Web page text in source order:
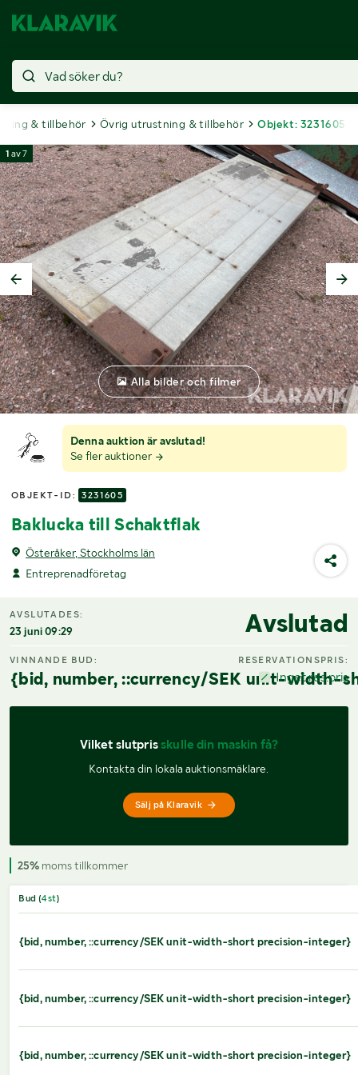
& tillbehör Övrig utrustning & tillbehör Objekt: 3231605
Denna auktion är avslutad!
Se fler auktioner
OBJEKT-ID: 3231605
Baklucka till Schaktflak
Österåker, Stockholms län
Entreprenadföretag
1 av7
Alla bilder och filmer
AVSLUTADES:
23 juni 09:29 Avslutad
VINNANDE BUD:
{bid, number, ::currency/SEK unit-width-
RESERVATIONSPRIS:
Inget res.pris
Vilket slutpris skulle din maskin få?
Kontakta din lokala auktionsmäklare.
Sälj på Klaravik
25% moms tillkommer
Bud (4st)
{bid, number, ::currency/SEK unit-width-short precision-integer}
{bid, number, ::currency/SEK unit-width-short precision-integer}
{bid, number, ::currency/SEK unit-width-short precision-integer}